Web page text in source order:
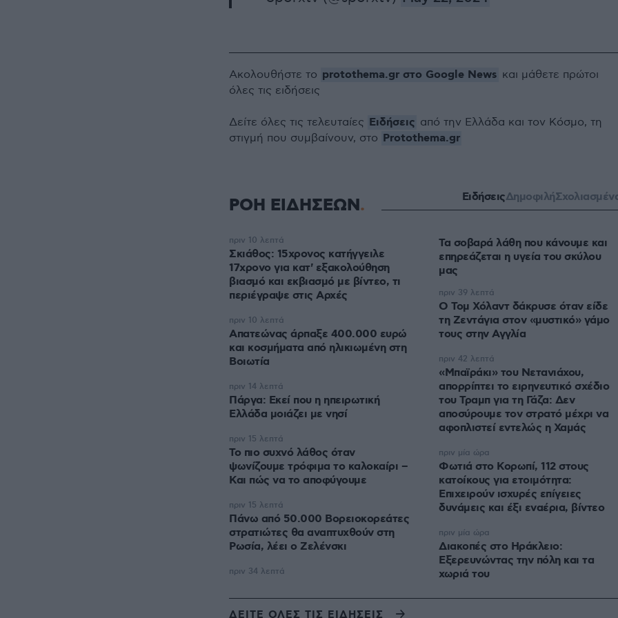
Ακολουθήστε το protothema.gr στο Google News και μάθετε πρώτοι
όλες τις ειδήσεις
Δείτε όλες τις τελευταίες Ειδήσεις από την Ελλάδα και τον Κόσμο, τη
στιγμή που συμβαίνουν, στο Protothema.gr
ΡΟΗ ΕΙΔΗΣΕΩΝ ΕιδήσειςΔημοφιλή
Σκιάθος: 15χρονος κατήγγειλε
17χρονο για κατ' εξακολούθηση
βιασμό και εκβιασμό με βίντεο, τι
περιέγραψε στις Αρχές
πριν 10 λεπτά
Απατεώνας άρπαξε 400.000 ευρώ
και κοσμήματα από ηλικιωμένη στη
Βοιωτία
πριν 10 λεπτά
Πάργα: Εκεί που η ηπειρωτική
Ελλάδα μοιάζει με νησί
πριν 14 λεπτά
Το πιο συχνό λάθος όταν
ψωνίζουμε τρόφιμα το καλοκαίρι –
Και πώς να το αποφύγουμε
πριν 15 λεπτά
Πάνω από 50.000 Βορειοκορεάτες
στρατιώτες θα αναπτυχθούν στη
Ρωσία, λέει ο Ζελένσκι
πριν 15 λεπτά
Τα σοβαρά λάθη που κάνουμε και
επηρεάζεται η υγεία του σκύλου
μας
πριν 34 λεπτά
Ο Τομ Χόλαντ δάκρυσε όταν είδε
τη Ζεντάγια στον «μυστικό» γάμο
τους στην Αγγλία
πριν 39 λεπτά
«Μπαϊράκι» του Νετανιάχου,
απορρίπτει το ειρηνευτικό σχέδιο
του Τραμπ για τη Γάζα: Δεν
αποσύρουμε τον στρατό μέχρι να
αφοπλιστεί εντελώς η Χαμάς
πριν 42 λεπτά
Φωτιά στο Κορωπί, 112 στους
κατοίκους για ετοιμότητα:
Επιχειρούν ισχυρές επίγειες
δυνάμεις και έξι εναέρια, βίντεο
πριν μία ώρα
Διακοπές στο Ηράκλειο:
Εξερευνώντας την πόλη και τα
χωριά του
πριν μία ώρα
ΔΕΙΤΕ ΟΛΕΣ ΤΙΣ ΕΙΔΗΣΕΙΣ